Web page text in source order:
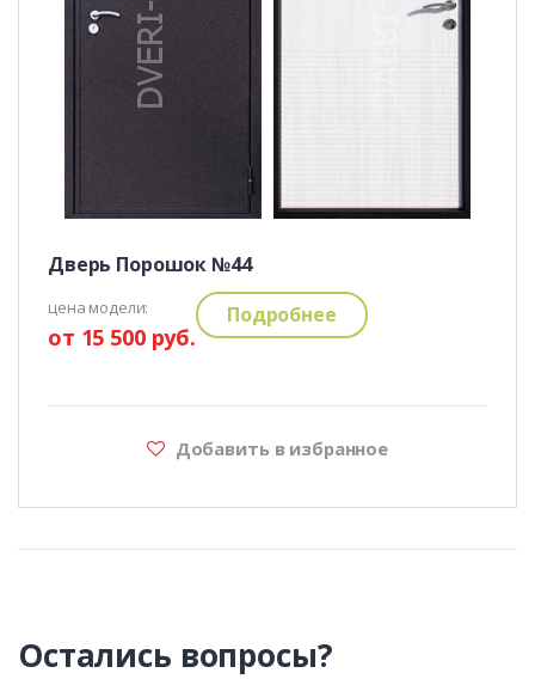
Дверь Порошок №44
цена модели:
от 15 500 руб.
Подробнее
Добавить в избранное
Остались вопросы?